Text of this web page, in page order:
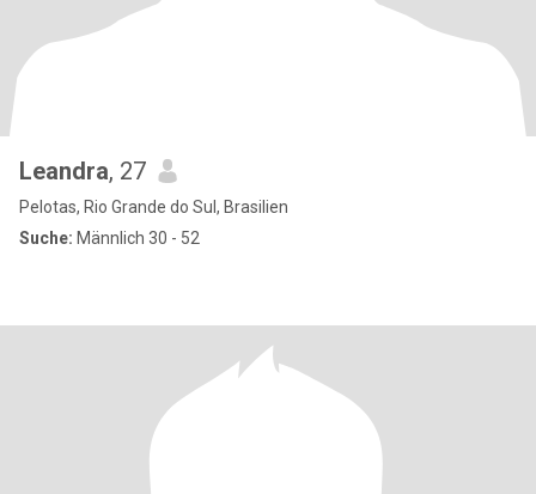
Leandra, 27
Pelotas, Rio Grande do Sul, Brasilien
Suche: Männlich 30 - 52